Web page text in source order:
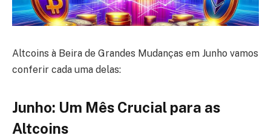
Altcoins à Beira de Grandes Mudanças em Junho vamos
conferir cada uma delas:
Junho: Um Mês Crucial para as
Altcoins